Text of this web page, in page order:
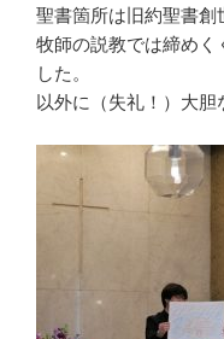
聖書箇所は旧約聖書創
牧師の説教では締めく
した。
以外に（失礼！）大胆